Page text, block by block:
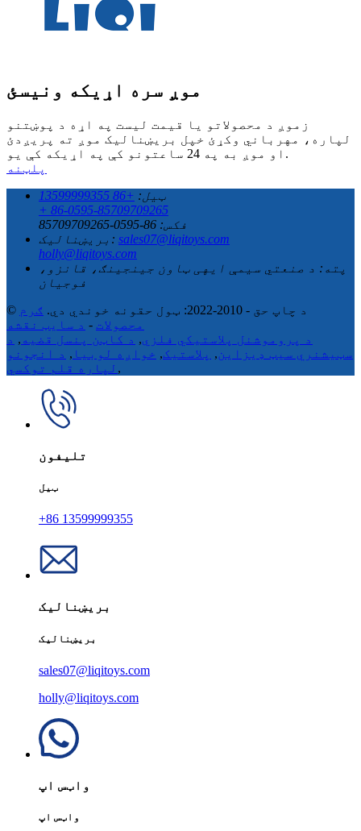
موږ سره اړیکه ونیسئ
زموږ د محصولاتو یا قیمت لیست په اړه د پوښتنو
لپاره، مهرباني وکړئ خپل بریښنالیک موږ ته پریږدئ
او موږ به په 24 ساعتونو کې په اړیکه کې یو.
پلټنه
ټیل: +86 13599999355
+ 86-0595-85709709265
فکس: 86-0595-85709709265
بریښنالیک: sales07@liqitoys.com
holly@liqitoys.com
پته: د صنعتي سیمې ایهی ټاون جینجینګ، قانزو،
فوجیان
© د چاپ حق - 2010-2022: ټول حقونه خوندي دي.
ګرم
محصولات - د سایټ نقشه
د پروموشنل پلاستيکي فلزي, د کاټن پنسل قضیه , د
سټیشنري سیټ ډیزاین, پلاستیک, خواږه لوبیا , د انجونو
لپاره قلم توکسي ,
تلیفون
ټیل
+86 13599999355
بریښنالیک
بریښنالیک
sales07@liqitoys.com
holly@liqitoys.com
واټس اپ
واټس اپ